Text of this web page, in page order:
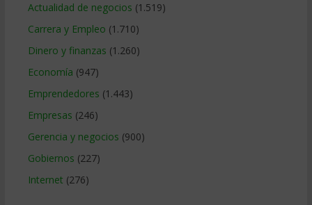
Actualidad de negocios (1.519)
Carrera y Empleo (1.710)
Dinero y finanzas (1.260)
Economía (947)
Emprendedores (1.443)
Empresas (246)
Gerencia y negocios (900)
Gobiernos (227)
Internet (276)